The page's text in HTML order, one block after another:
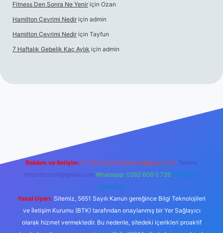
Fitness Den Sonra Ne Yenir için Ozan
Hamilton Çevrimi Nedir için admin
Hamilton Çevrimi Nedir için Tayfun
7 Haftalık Gebelik Kaç Aylık için admin
Reklam ve İletişim: E-mail: backlinkpaneli@gmail.com Teams:
forumhizmeti@gmail.com Whatsapp: 0262 606 0 726 Telegram:
@karabul
Yasal Uyarı: Sitemiz, 5651 Sayılı Kanun gereğince Bilgi Teknolojileri
ve İletişim Kurumu (BTK) tarafından onaylanmış bir Yer Sağlayıcı
olarak hizmet vermektedir. Bu nedenle, sitedeki içerikleri proaktif